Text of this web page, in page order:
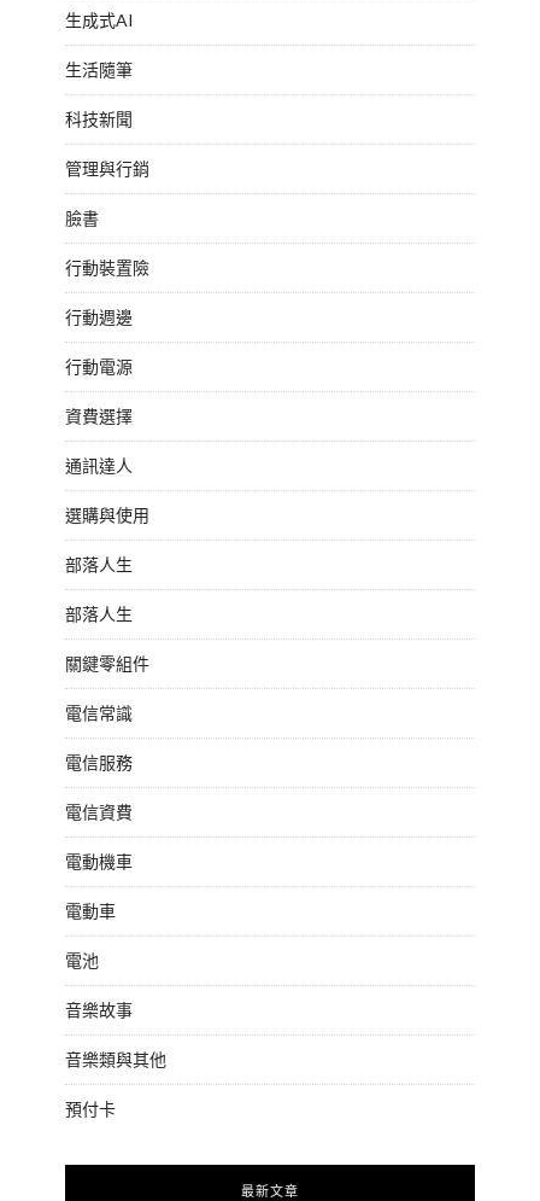
生成式AI
生活隨筆
科技新聞
管理與行銷
臉書
行動裝置險
行動週邊
行動電源
資費選擇
通訊達人
選購與使用
部落人生
部落人生
關鍵零組件
電信常識
電信服務
電信資費
電動機車
電動車
電池
音樂故事
音樂類與其他
預付卡
最新文章